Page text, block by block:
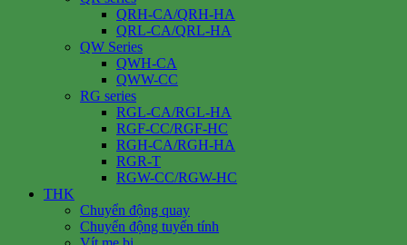
QRH-CA/QRH-HA
QRL-CA/QRL-HA
QW Series
QWH-CA
QWW-CC
RG series
RGL-CA/RGL-HA
RGF-CC/RGF-HC
RGH-CA/RGH-HA
RGR-T
RGW-CC/RGW-HC
THK
Chuyển động quay
Chuyển động tuyến tính